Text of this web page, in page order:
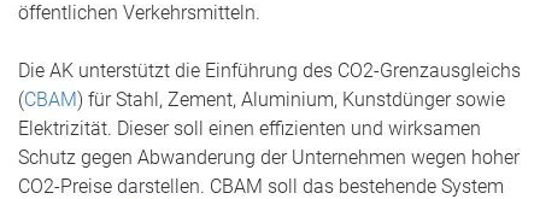
öffentlichen Verkehrsmitteln.
Die AK unterstützt die Einführung des CO2-Grenzausgleichs
(CBAM) für Stahl, Zement, Aluminium, Kunstdünger sowie
Elektrizität. Dieser soll einen effizienten und wirksamen
Schutz gegen Abwanderung der Unternehmen wegen hoher
CO2-Preise darstellen. CBAM soll das bestehende System